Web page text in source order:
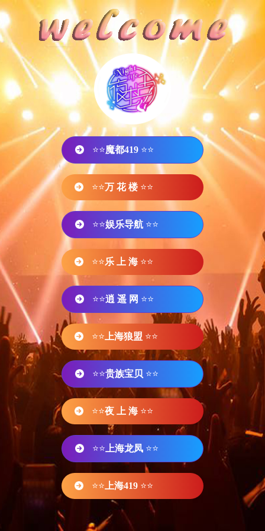
⭐⭐魔都419 ⭐⭐
⭐⭐万 花 楼 ⭐⭐
⭐⭐娱乐导航 ⭐⭐
⭐⭐乐 上 海 ⭐⭐
⭐⭐逍 遥 网 ⭐⭐
⭐⭐ 上海狼盟 ⭐⭐
⭐⭐贵族宝贝 ⭐⭐
⭐⭐夜 上 海 ⭐⭐
⭐⭐ 上海龙凤 ⭐⭐
⭐⭐ 上海419 ⭐⭐